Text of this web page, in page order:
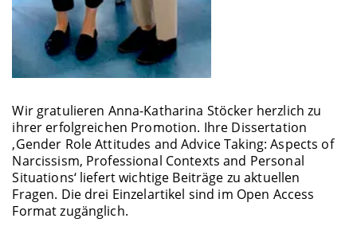
Wir gratulieren Anna-Katharina Stöcker herzlich zu
ihrer erfolgreichen Promotion. Ihre Dissertation
‚Gender Role Attitudes and Advice Taking: Aspects of
Narcissism, Professional Contexts and Personal
Situations‘ liefert wichtige Beiträge zu aktuellen
Fragen. Die drei Einzelartikel sind im Open Access
Format zugänglich.